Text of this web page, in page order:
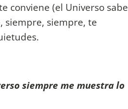
conviene (el Universo sabe
siempre, siempre, te
siempre me muestra lo